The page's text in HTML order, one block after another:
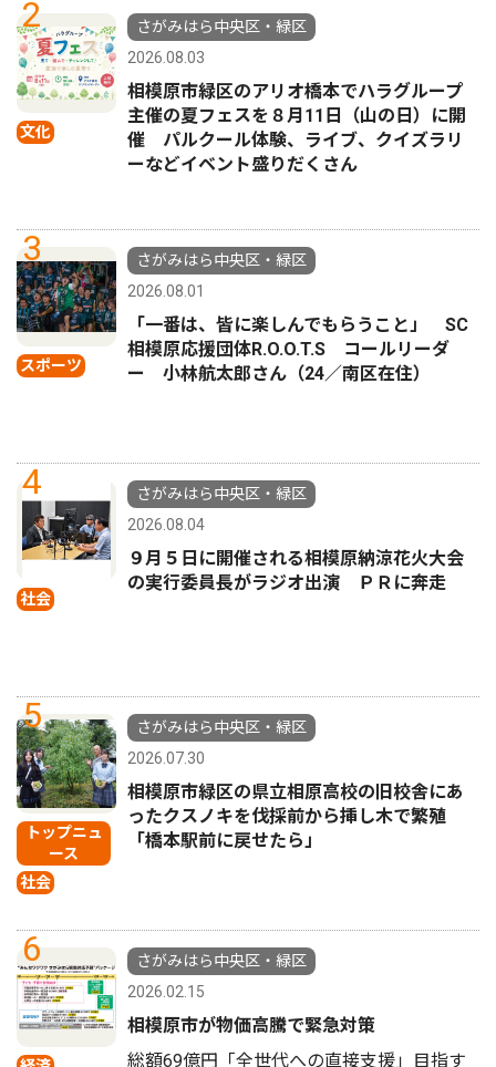
2
文化
さがみはら中央区・緑区
2026.08.03
相模原市緑区のアリオ橋本でハラグループ
主催の夏フェスを８月11日（山の日）に開
催 パルクール体験、ライブ、クイズラリ
ーなどイベント盛りだくさん
3
スポーツ
さがみはら中央区・緑区
2026.08.01
「一番は、皆に楽しんでもらうこと」 SC
相模原応援団体R.O.O.T.S コールリーダ
ー 小林航太郎さん（24／南区在住）
4
社会
さがみはら中央区・緑区
2026.08.04
９月５日に開催される相模原納涼花火大会
の実行委員長がラジオ出演 ＰＲに奔走
5
トップニュ
ース
社会
さがみはら中央区・緑区
2026.07.30
相模原市緑区の県立相原高校の旧校舎にあ
ったクスノキを伐採前から挿し木で繁殖
「橋本駅前に戻せたら」
6
さがみはら中央区・緑区
2026.02.15
相模原市が物価高騰で緊急対策
総額69億円「全世代への直接支援」目指す